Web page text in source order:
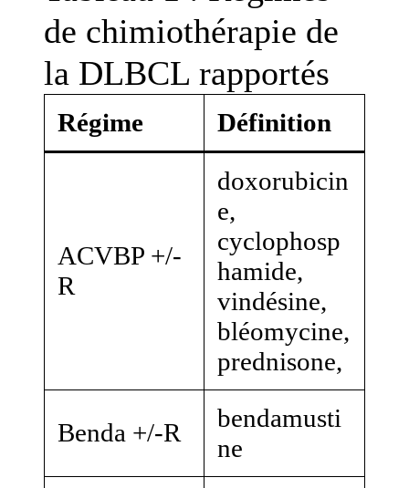
de chimiothérapie de
la DLBCL rapportés
Régime Définition
ACVBP +/-
R
doxorubicin
e,
cyclophosp
hamide,
vindésine,
bléomycine,
prednisone,
Benda +/-R
bendamusti
ne